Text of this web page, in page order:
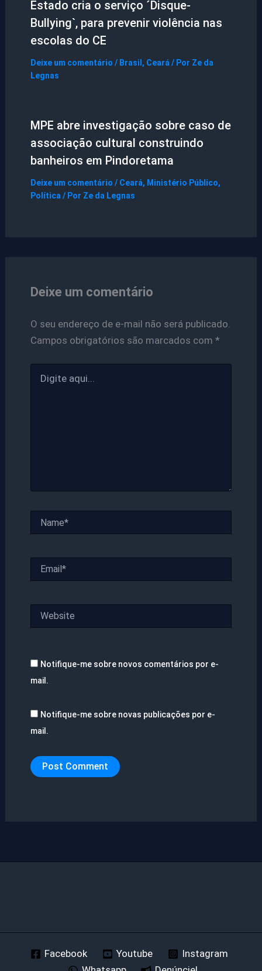
Estado cria o serviço ´Disque-
Bullying`, para prevenir violência nas
escolas do CE
Deixe um comentário / Brasil , Ceará / Por Ze da
Legnas
MPE abre investigação sobre caso de
associação cultural construindo
banheiros em Pindoretama
Deixe um comentário / Ceará, Ministério Público,
Política / Por Ze da Legnas
Deixe um comentário
O seu endereço de e-mail não será publicado.
Campos obrigatórios são marcados com *
aqui...
Notifique-me sobre novos comentários por e-
mail.
Notifique-me sobre novas publicações por e-
mail.
Facebook Youtube
Instagram